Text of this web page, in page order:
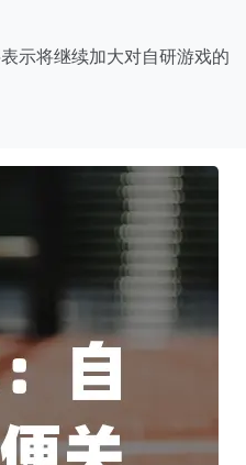
示将继续加大对自研游戏的